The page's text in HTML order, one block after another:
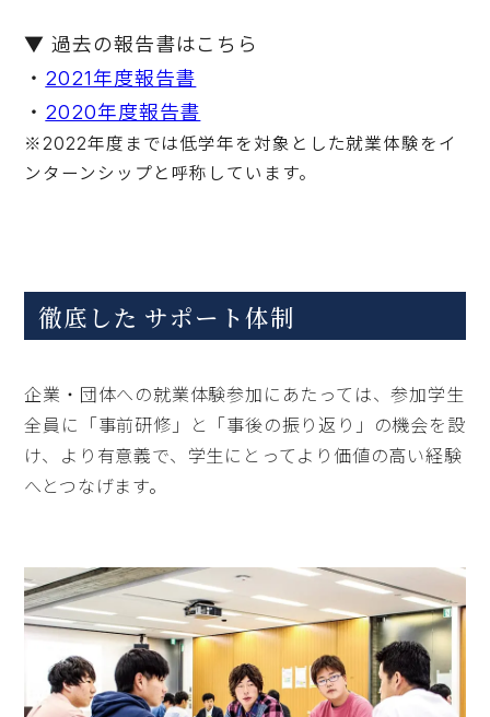
▼ 過去の報告書はこちら
・ 2021年度報告書
・ 2020年度報告書
※2022年度までは低学年を対象とした就業体験をイ
ンターンシップと呼称しています。
徹底した サポート体制
企業・団体への就業体験参加にあたっては、参加学生
全員に「事前研修」と「事後の振り返り」の機会を設
け、より有意義で、学生にとってより価値の高い経験
へとつなげます。